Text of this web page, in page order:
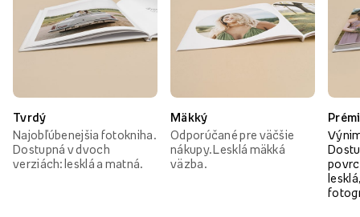
Tvrdý
Najobľúbenejšia fotokniha.
Dostupná v dvoch
verziách: lesklá a matná.
Mäkký
Odporúčané pre väčšie
nákupy. Lesklá mäkká
väzba.